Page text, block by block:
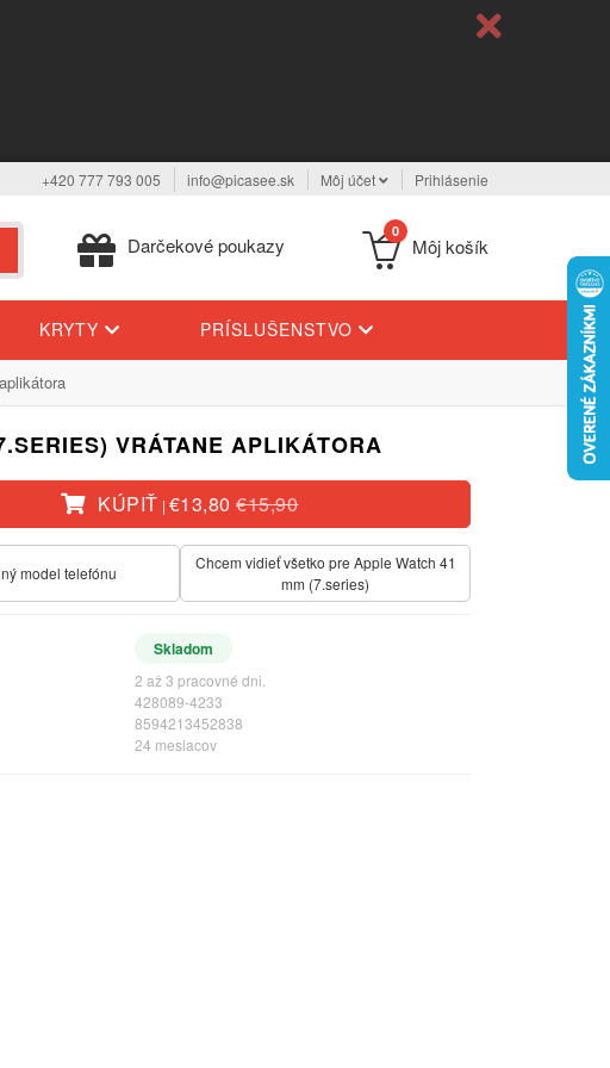
+420 777 793 005 info@picasee.sk Môj účet Prihlásenie
Darčekové poukazy
0
Môj košík
KRYTY PRÍSLUŠENSTVO
VRÁTANE APLIKÁTORA
KÚPIŤ | €13,80€15,90
model telefónu
Chcem vidieť všetko pre Apple Watch 41
mm (7.series)
Skladom
2 až 3 pracovné dni.
428089-4233
8594213452838
24 mesiacov